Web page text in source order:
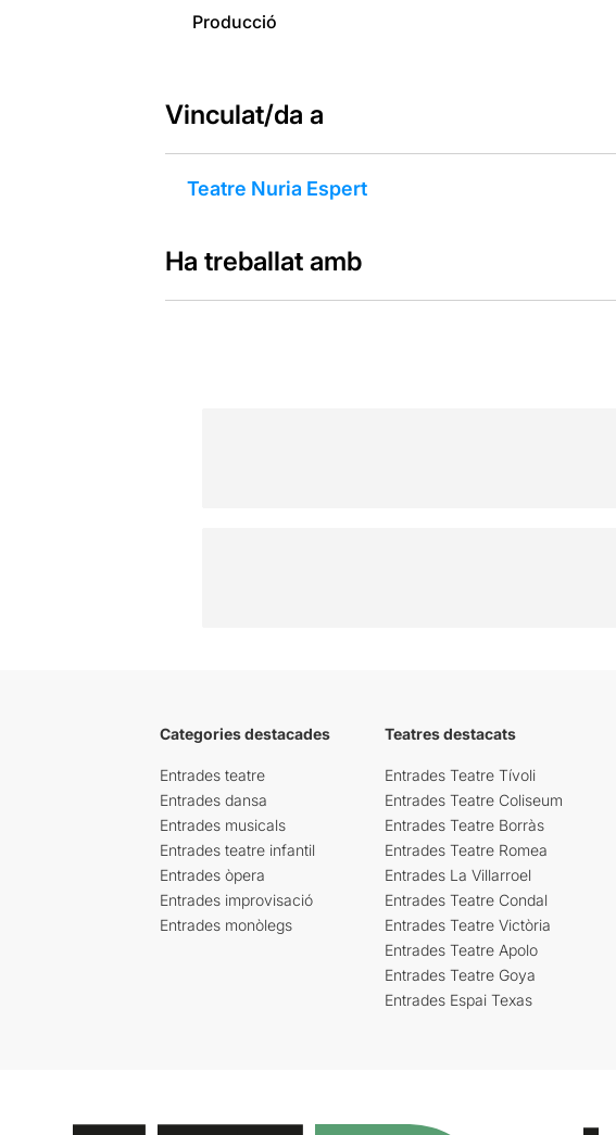
Producció
Vinculat/da a
Teatre Nuria Espert
Ha treballat amb
Categories destacades
Entrades teatre
Entrades dansa
Entrades musicals
Entrades teatre infantil
Entrades òpera
Entrades improvisació
Entrades monòlegs
Teatres destacats
Entrades Teatre Tívoli
Entrades Teatre Coliseum
Entrades Teatre Borràs
Entrades Teatre Romea
Entrades La Villarroel
Entrades Teatre Condal
Entrades Teatre Victòria
Entrades Teatre Apolo
Entrades Teatre Goya
Entrades Espai Texas